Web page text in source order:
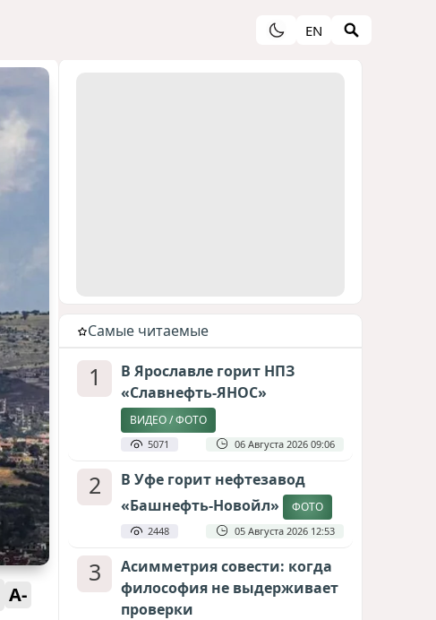
EN
A-
Cамые читаемые
1
В Ярославле горит НПЗ
«Славнефть-ЯНОС»
ВИДЕО / ФОТО
5071 06 Августа 2026 09:06
2
В Уфе горит нефтезавод
«Башнефть-Новойл»
ФОТО
2448 05 Августа 2026 12:53
3
Асимметрия совести: когда
философия не выдерживает
проверки